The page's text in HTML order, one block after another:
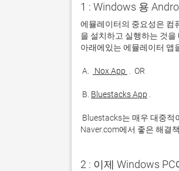
1 : Windows 용
에뮬레이터의 중요성은 컴
을 설치하고 실행하는 것
A. Nox App
B. Bluestacks App
Naver.com에서 좋은 해결
2 : 이제 Windows